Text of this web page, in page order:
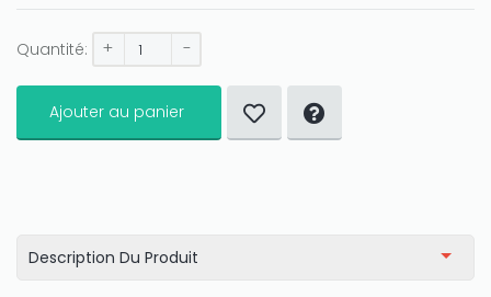
Quantité: + -
Ajouter au panier
Description Du Produit